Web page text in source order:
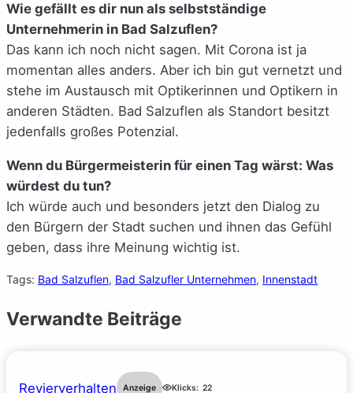
Wie gefällt es dir nun als selbstständige
Unternehmerin in Bad Salzuflen?
Das kann ich noch nicht sagen. Mit Corona ist ja
momentan alles anders. Aber ich bin gut vernetzt und
stehe im Austausch mit Optikerinnen und Optikern in
anderen Städten. Bad Salzuflen als Standort besitzt
jedenfalls großes Potenzial.
Wenn du Bürgermeisterin für einen Tag wärst: Was
würdest du tun?
Ich würde auch und besonders jetzt den Dialog zu
den Bürgern der Stadt suchen und ihnen das Gefühl
geben, dass ihre Meinung wichtig ist.
Tags: Bad Salzuflen, Bad Salzufler Unternehmen, Innenstadt
Verwandte Beiträge
Revierverhalten Anzeige Klicks: 22